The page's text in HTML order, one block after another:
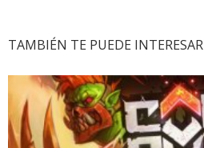
TAMBIÉN TE PUEDE INTERESAR